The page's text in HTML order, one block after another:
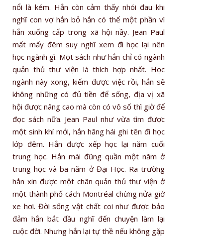
nổi là kém. Hắn còn cảm thấy nhói đau khi
nghĩ con vợ hắn bỏ hắn có thể một phần vì
hắn xuống cấp trong xã hội nầy. Jean Paul
mất mấy đêm suy nghĩ xem đi học lại nên
học ngành gì. Mọt sách như hắn chỉ có ngành
quản thủ thư viện là thích hợp nhất. Học
ngành này xong, kiếm được việc rồi, hắn sẽ
không những có đủ tiền để sống, địa vị xã
hội được nâng cao mà còn có vô số thì giờ để
đọc sách nữa. Jean Paul như vừa tìm được
một sinh khí mới, hắn hăng hái ghi tên đi học
lớp đêm. Hắn được xếp học lại năm cuối
trung học. Hắn mài đũng quần một năm ở
trung học và ba năm ở Đại Học. Ra trường
hắn xin được một chân quản thủ thư viện ở
một thành phố cách Montréal chừng nửa giờ
xe hơi. Đời sống vật chất coi như được bảo
đảm hắn bắt đầu nghĩ đến chuyện làm lại
cuộc đời. Nhưng hắn lại tự thề nếu không gặp